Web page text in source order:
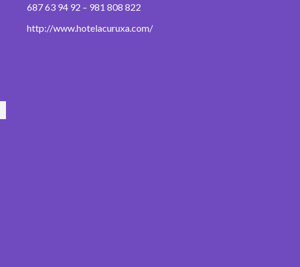
687 63 94 92 – 981 808 822
http://www.hotelacuruxa.com/